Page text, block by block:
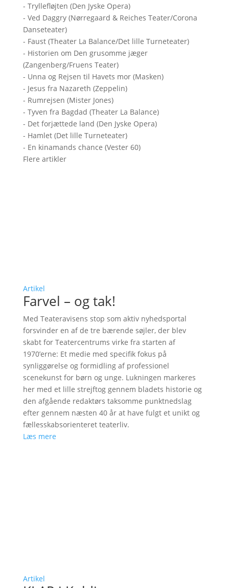
- Tryllefløjten (Den Jyske Opera)
- Ved Daggry (Nørregaard & Reiches Teater/Corona
Danseteater)
- Faust (Theater La Balance/Det lille Turneteater)
- Historien om Den grusomme jæger
(Zangenberg/Fruens Teater)
- Unna og Rejsen til Havets mor (Masken)
- Jesus fra Nazareth (Zeppelin)
- Rumrejsen (Mister Jones)
- Tyven fra Bagdad (Theater La Balance)
- Det forjættede land (Den Jyske Opera)
- Hamlet (Det lille Turneteater)
- En kinamands chance (Vester 60)
Flere artikler
Artikel
Farvel – og tak!
Med Teateravisens stop som aktiv nyhedsportal
forsvinder en af de tre bærende søjler, der blev
skabt for Teatercentrums virke fra starten af
1970’erne: Et medie med specifik fokus på
synliggørelse og formidling af professionel
scenekunst for børn og unge. Lukningen markeres
her med et lille strejftog gennem bladets historie og
den afgående redaktørs taksomme punktnedslag
efter gennem næsten 40 år at have fulgt et unikt og
fællesskabsorienteret teaterliv.
Læs mere
Artikel